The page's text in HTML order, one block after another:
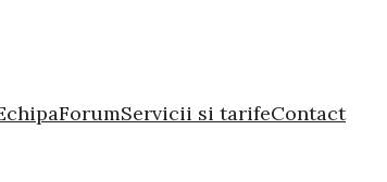
ForumServicii si tarifeContact